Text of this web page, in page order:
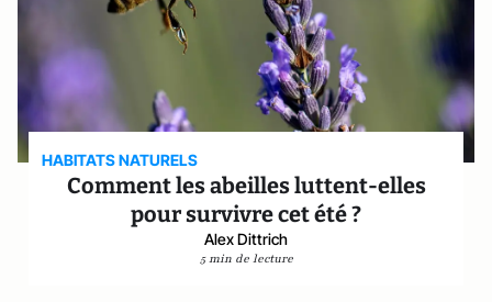
HABITATS NATURELS
Comment les abeilles luttent-elles
pour survivre cet été ?
Alex Dittrich
5 min de lecture